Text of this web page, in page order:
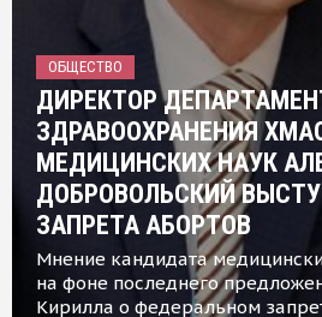
ОБЩЕСТВО
ДИРЕКТОР
ЗДРАВООХРАНЕНИЯ
МЕДИЦИНСКИХ НАУК
ДОБРОВОЛЬСКИЙ
ЗАПРЕТА АБОРТОВ
Мнение кандидата
на фоне последнего
Кирилла о федеральном